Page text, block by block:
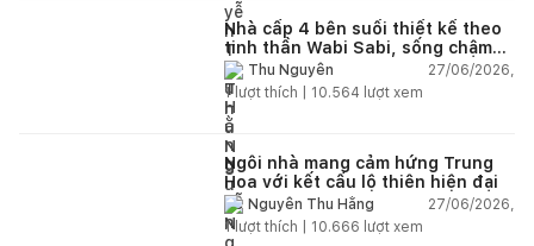
Nhà cấp 4 bên suối thiết kế theo
tinh thần Wabi Sabi, sống chậm
giữa thiên nhiên
Thu Nguyễn
27/06/2026,
1lượt thích | 10.564 lượt xem
Ngôi nhà mang cảm hứng Trung
Hoa với kết cấu lộ thiên hiện đại
Nguyễn Thu Hằng
27/06/2026,
1lượt thích | 10.666 lượt xem